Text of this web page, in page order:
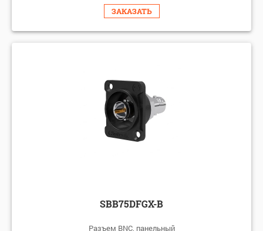
ЗАКАЗАТЬ
SBB75DFGX-B
Разъем BNC, панельный